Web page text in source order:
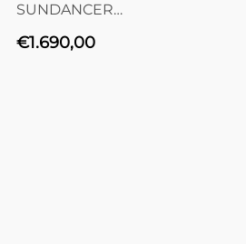
SUNDANCER
Normaler
€1.690,00